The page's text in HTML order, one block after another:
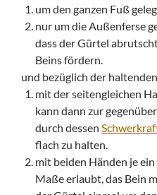
um den ganzen Fuß
nur um die Außenferse
dass der Gürtel
Beins fördern.
und bezüglich der
mit der seitengleichen
kann dann zur
durch dessen
flach zu halten.
mit beiden Händen je
Maße erlaubt, das Bein